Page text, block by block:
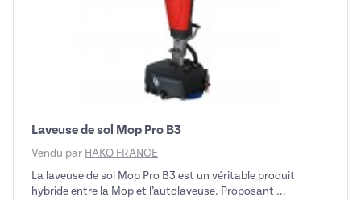
Laveuse de sol Mop Pro B3
Vendu par HAKO FRANCE
La laveuse de sol Mop Pro B3 est un véritable produit
hybride entre la Mop et l’autolaveuse. Proposant ...